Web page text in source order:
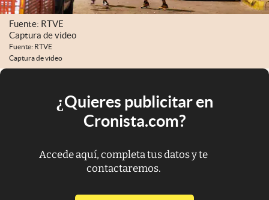
Fuente: RTVE
Captura de video
Fuente: RTVE
Captura de video
¿Quieres publicitar en
Cronista.com?
Accede aquí, completa tus datos y te
contactaremos.